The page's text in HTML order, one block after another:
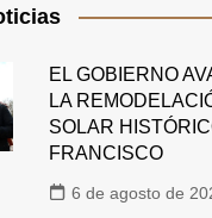
EL GOBIERNO
LA
SOLAR
FRANCISCO
6 de agosto de